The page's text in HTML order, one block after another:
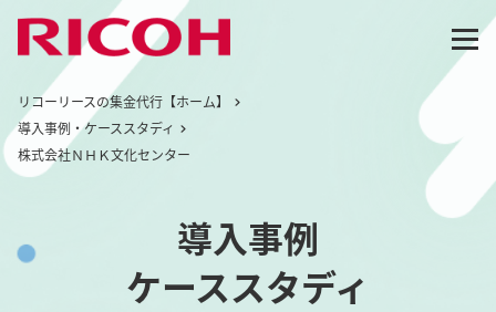
リコーリースの集金代行【ホーム】
導入事例・ケーススタディ
株式会社ＮＨＫ文化センター
導入事例
ケーススタディ